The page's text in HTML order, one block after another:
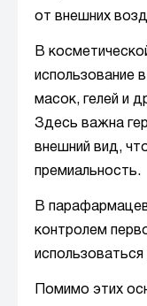
от внешних
В
использование
масок, гелей и
Здесь важна
внешний вид,
премиальность.
В
контролем
Помимо этих